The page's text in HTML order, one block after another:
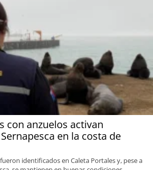
con anzuelos activan
en la costa de
identificados en Caleta Portales y, pese a